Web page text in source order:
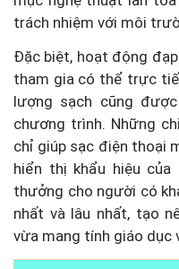
trách nhiệm với môi
Đặc biệt, hoạt động
tham gia có thể trực
lượng sạch cũng
chương trình. Những
chỉ giúp sạc điện thoại
hiển thị khẩu hiệu
thưởng cho người có
nhất và lâu nhất, tạo
vừa mang tính giáo dục